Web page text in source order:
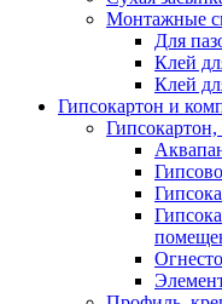
Монтажные
Для
Клей
Клей
Гипсокартон и